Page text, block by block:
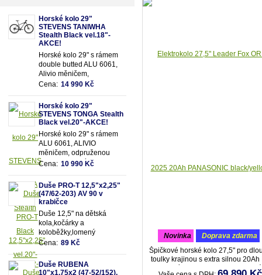
novinka
doprava zdarma
Špičkové horské kolo 27,5" pro
toulky krajinou s extra silnou 20Ah
Ion baterií, zcela integrovanou do
Horské kolo 29"
STEVENS TANIWHA
Stealth Black vel.18"-
AKCE!
Horské kolo 29" s rámem
double butted ALU 6061,
Alivio měničem,
odpruženou olejovou vidlicí
a 18 převody
Cena: 14 990 Kč
Horské kolo 29"
STEVENS TONGA Stealth
Black vel.20"-AKCE!
Horské kolo 29" s rámem
ALU 6061, ALIVIO
měničem, odpruženou
olejovou vidlicí SUNTOUR
převody
Cena: 10 990 Kč
Duše PRO-T 12,5"x2,25"
(47/62-203) AV 90 v
krabičce
Duše 12,5" na dětská
kola,kočárky a
koloběžky,lomený
motoventil AV90 - pro
Vhodná pro rozměry pláště
12,5"x2,25" (resp.47/62-
Cena: 89 Kč
Duše RUBENA
10"x1,75x2 (47-52/152),